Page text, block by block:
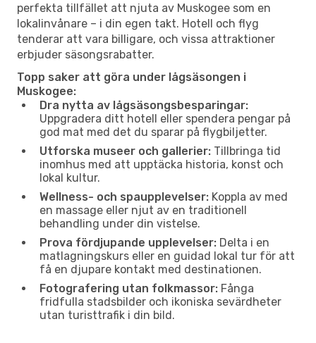
perfekta tillfället att njuta av Muskogee som en
lokalinvånare – i din egen takt. Hotell och flyg
tenderar att vara billigare, och vissa attraktioner
erbjuder säsongsrabatter.
Topp saker att göra under lågsäsongen i
Muskogee:
Dra nytta av lågsäsongsbesparingar:
Uppgradera ditt hotell eller spendera pengar på
god mat med det du sparar på flygbiljetter.
Utforska museer och gallerier: Tillbringa tid
inomhus med att upptäcka historia, konst och
lokal kultur.
Wellness- och spaupplevelser: Koppla av med
en massage eller njut av en traditionell
behandling under din vistelse.
Prova fördjupande upplevelser: Delta i en
matlagningskurs eller en guidad lokal tur för att
få en djupare kontakt med destinationen.
Fotografering utan folkmassor: Fånga
fridfulla stadsbilder och ikoniska sevärdheter
utan turisttrafik i din bild.